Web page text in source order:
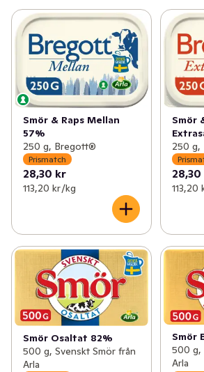
Smör & Raps Mellan
57%
250 g, Bregott®
Prismatch
28,30 kr
113,20 kr /kg
Smör
250
113,20
Smör Osaltat 82%
500 g, Svenskt Smör från
Arla
Smör
500 g,
Arla